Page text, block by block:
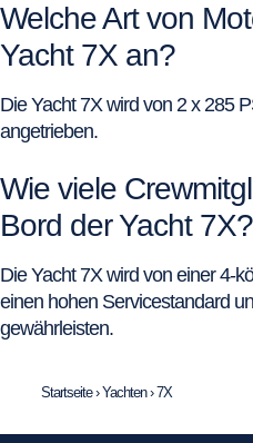
Welche Art von
Yacht 7X an?
Die Yacht 7X wird von 2 x 285
angetrieben.
Wie viele
Bord der Yacht 7X?
Die Yacht 7X wird von einer 4-
einen hohen Servicestandard
gewährleisten.
Startseite›Yachten›7X